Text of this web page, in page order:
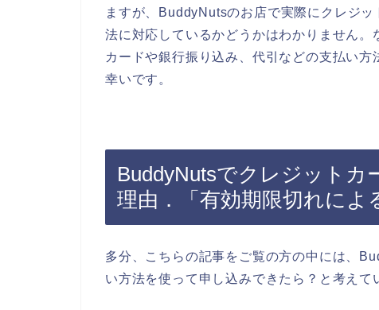
ますが、BuddyNutsのお店で実際にクレジ
法に対応しているかどうかはわかりません
カードや銀行振り込み、代引などの支払い
幸いです。
BuddyNutsでクレジットカ
理由．「有効期限切れによ
多分、こちらの記事をご覧の方の中には、
い方法を使って申し込みできたら？と考えて